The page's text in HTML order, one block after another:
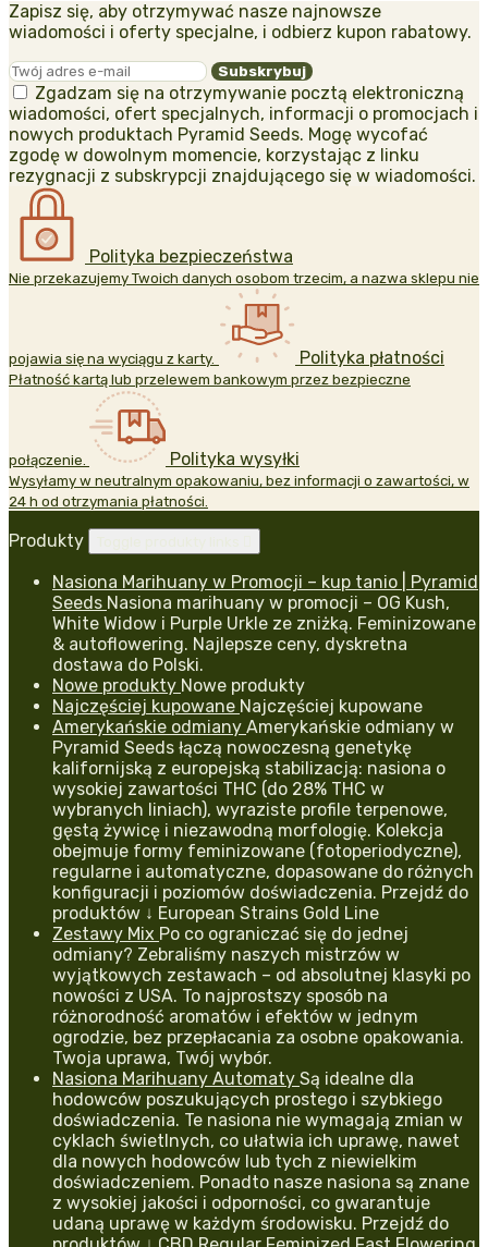
Zapisz się, aby otrzymywać nasze najnowsze
wiadomości i oferty specjalne, i odbierz kupon rabatowy.
Zgadzam się na otrzymywanie pocztą elektroniczną
wiadomości, ofert specjalnych, informacji o promocjach i
nowych produktach Pyramid Seeds. Mogę wycofać
zgodę w dowolnym momencie, korzystając z linku
rezygnacji z subskrypcji znajdującego się w wiadomości.
Polityka bezpieczeństwa
Nie przekazujemy Twoich danych osobom trzecim, a nazwa sklepu nie
pojawia się na wyciągu z karty. Polityka płatności
Płatność kartą lub przelewem bankowym przez bezpieczne
połączenie. Polityka wysyłki
Wysyłamy w neutralnym opakowaniu, bez informacji o zawartości, w
24 h od otrzymania płatności.
Produkty
Nasiona Marihuany w Promocji – kup tanio | Pyramid
Seeds Nasiona marihuany w promocji – OG Kush,
White Widow i Purple Urkle ze zniżką. Feminizowane
& autoflowering. Najlepsze ceny, dyskretna
dostawa do Polski.
Nowe produkty Nowe produkty
Najczęściej kupowane Najczęściej kupowane
Amerykańskie odmiany Amerykańskie odmiany w
Pyramid Seeds łączą nowoczesną genetykę
kalifornijską z europejską stabilizacją: nasiona o
wysokiej zawartości THC (do 28% THC w
wybranych liniach), wyraziste profile terpenowe,
gęstą żywicę i niezawodną morfologię. Kolekcja
obejmuje formy feminizowane (fotoperiodyczne),
regularne i automatyczne, dopasowane do różnych
konfiguracji i poziomów doświadczenia. Przejdź do
produktów ↓ European Strains Gold Line
Zestawy Mix Po co ograniczać się do jednej
odmiany? Zebraliśmy naszych mistrzów w
wyjątkowych zestawach – od absolutnej klasyki po
nowości z USA. To najprostszy sposób na
różnorodność aromatów i efektów w jednym
ogrodzie, bez przepłacania za osobne opakowania.
Twoja uprawa, Twój wybór.
Nasiona Marihuany Automaty Są idealne dla
hodowców poszukujących prostego i szybkiego
doświadczenia. Te nasiona nie wymagają zmian w
cyklach świetlnych, co ułatwia ich uprawę, nawet
dla nowych hodowców lub tych z niewielkim
doświadczeniem. Ponadto nasze nasiona są znane
z wysokiej jakości i odporności, co gwarantuje
udaną uprawę w każdym środowisku. Przejdź do